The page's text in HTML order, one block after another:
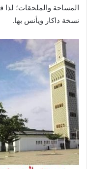
المساحة والملحقات؛ لذا
نسخة داكار ويأنس بها.